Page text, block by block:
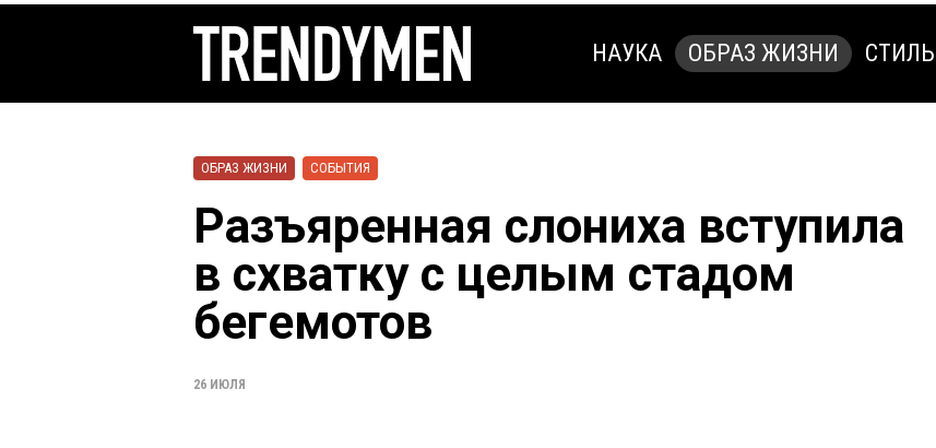
НАУКА ОБРАЗ ЖИЗНИ СТИЛЬ
ОБРАЗ ЖИЗНИ СОБЫТИЯ
Разъяренная слониха вступила
в схватку с целым стадом
бегемотов
26 ИЮЛЯ